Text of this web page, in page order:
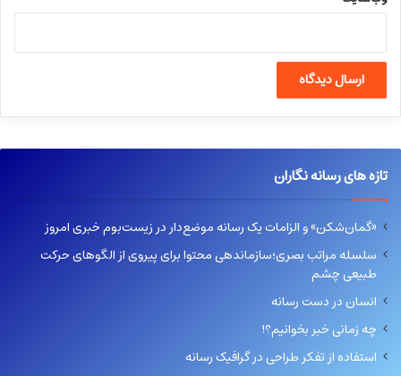
تازه های رسانه نگاران
«گمان‌شکن» و الزامات یک رسانه موضع‌دار در زیست‌بوم خبری امروز
سلسله مراتب بصری؛سازماندهی محتوا برای پیروی از الگوهای حرکت
طبیعی چشم
انسان در دست رسانه
چه زمانی خبر بخوانیم؟!
استفاده از تفکر طراحی در گرافیک رسانه